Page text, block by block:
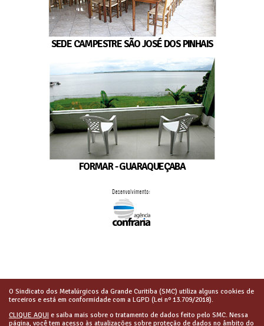
SEDE CAMPESTRE SÃO JOSÉ DOS PINHAIS
FORMAR - GUARAQUEÇABA
O Sindicato dos Metalúrgicos da Grande Curitiba (SMC) utiliza alguns cookies de
terceiros e está em conformidade com a LGPD (Lei nº 13.709/2018).
CLIQUE AQUI e saiba mais sobre o tratamento de dados feito pelo SMC. Nessa
página, você tem acesso às atualizações sobre proteção de dados no âmbito do